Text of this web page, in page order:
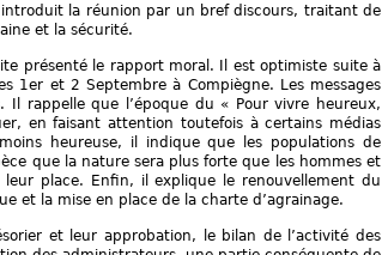
introduit la réunion par un bref discours, traitant de
et la sécurité.
présenté le rapport moral. Il est optimiste suite à
1er et 2 Septembre à Compiègne. Les messages
rappelle que l’époque du « Pour vivre heureux,
en faisant attention toutefois à certains médias
heureuse, il indique que les populations de
que la nature sera plus forte que les hommes et
place. Enfin, il explique le renouvellement du
et la mise en place de la charte d’agrainage.
et leur approbation, le bilan de l’activité des